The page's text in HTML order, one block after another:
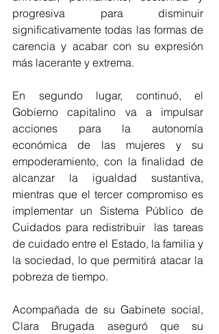
progresiva para disminuir
significativamente todas las formas de
carencia y acabar con su expresión
más lacerante y extrema.
En segundo lugar, continuó, el
Gobierno capitalino va a impulsar
acciones para la autonomía
económica de las mujeres y su
empoderamiento, con la finalidad de
alcanzar la igualdad sustantiva,
mientras que el tercer compromiso es
implementar un Sistema Público de
Cuidados para redistribuir  las tareas
de cuidado entre el Estado, la familia y
la sociedad, lo que permitirá atacar la
pobreza de tiempo.
Acompañada de su Gabinete social,
Clara Brugada aseguró que su